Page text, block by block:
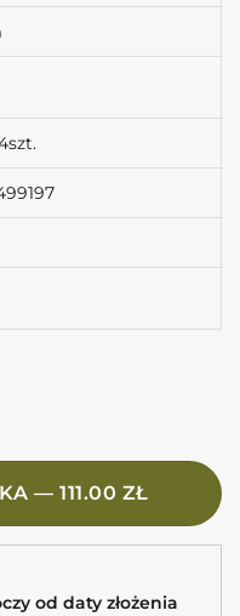
6X24,6 Płytki
— 111.00 ZŁ
od daty złożenia